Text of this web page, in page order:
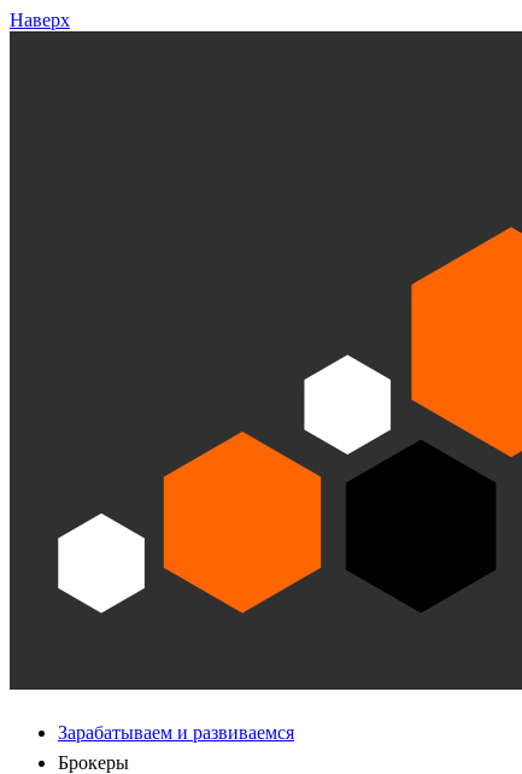
Наверх
Зарабатываем и развиваемся
Брокеры